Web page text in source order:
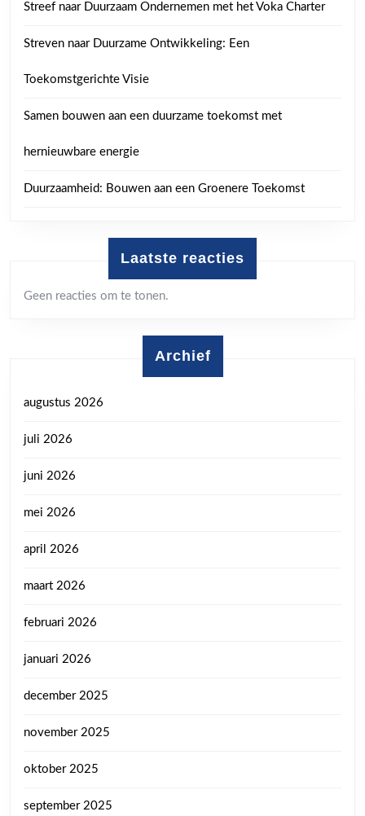
Streef naar Duurzaam Ondernemen met het Voka Charter
Streven naar Duurzame Ontwikkeling: Een
Toekomstgerichte Visie
Samen bouwen aan een duurzame toekomst met
hernieuwbare energie
Duurzaamheid: Bouwen aan een Groenere Toekomst
Laatste reacties
Geen reacties om te tonen.
Archief
augustus 2026
juli 2026
juni 2026
mei 2026
april 2026
maart 2026
februari 2026
januari 2026
december 2025
november 2025
oktober 2025
september 2025